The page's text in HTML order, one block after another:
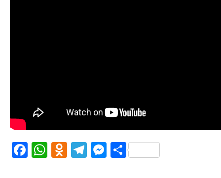
Facebook
WhatsApp
Odnoklassniki
Telegram
Messenger
Share